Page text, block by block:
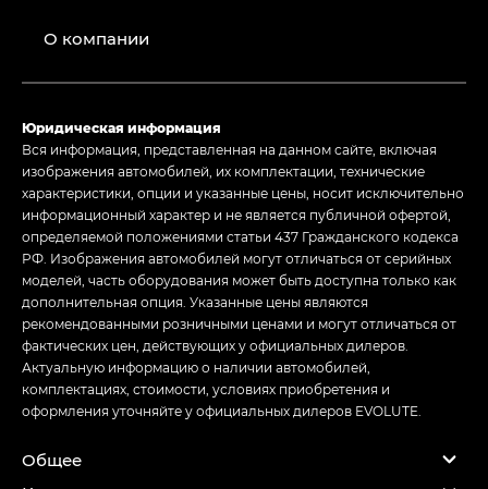
О компании
Юридическая информация
Вся информация, представленная на данном сайте, включая
изображения автомобилей, их комплектации, технические
характеристики, опции и указанные цены, носит исключительно
информационный характер и не является публичной офертой,
определяемой положениями статьи 437 Гражданского кодекса
РФ. Изображения автомобилей могут отличаться от серийных
моделей, часть оборудования может быть доступна только как
дополнительная опция. Указанные цены являются
рекомендованными розничными ценами и могут отличаться от
фактических цен, действующих у официальных дилеров.
Актуальную информацию о наличии автомобилей,
комплектациях, стоимости, условиях приобретения и
оформления уточняйте у официальных дилеров EVOLUTE.
Общее